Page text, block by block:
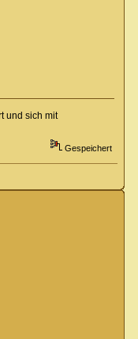
und sich mit
Gespeichert